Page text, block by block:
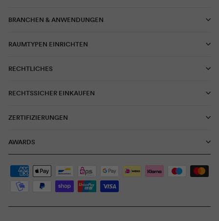
BRANCHEN & ANWENDUNGEN
RAUMTYPEN EINRICHTEN
RECHTLICHES
RECHTSSICHER EINKAUFEN
ZERTIFIZIERUNGEN
AWARDS